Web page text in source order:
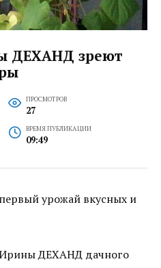
ДЕХАНД зреют
ПРОСМОТРОВ
27
ВРЕМЯ ПУБЛИКАЦИИ
09:49
урожай вкусных и
Ирины ДЕХАНД дачного